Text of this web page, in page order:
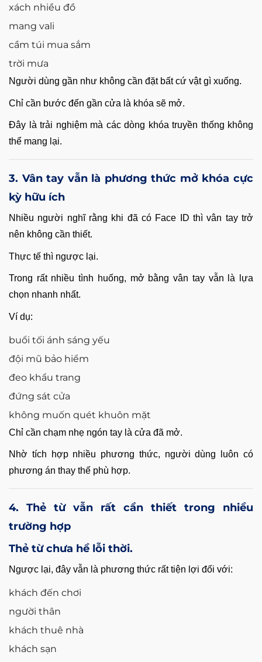
xách nhiều đồ
mang vali
cầm túi mua sắm
trời mưa
Người dùng gần như không cần đặt bất cứ vật gì xuống.
Chỉ cần bước đến gần cửa là khóa sẽ mở.
Đây là trải nghiệm mà các dòng khóa truyền thống không
thể mang lại.
3. Vân tay vẫn là phương thức mở khóa cực
kỳ hữu ích
Nhiều người nghĩ rằng khi đã có Face ID thì vân tay trở
nên không cần thiết.
Thực tế thì ngược lại.
Trong rất nhiều tình huống, mở bằng vân tay vẫn là lựa
chọn nhanh nhất.
Ví dụ:
buổi tối ánh sáng yếu
đội mũ bảo hiểm
đeo khẩu trang
đứng sát cửa
không muốn quét khuôn mặt
Chỉ cần chạm nhẹ ngón tay là cửa đã mở.
Nhờ tích hợp nhiều phương thức, người dùng luôn có
phương án thay thế phù hợp.
4. Thẻ từ vẫn rất cần thiết trong nhiều
trường hợp
Thẻ từ chưa hề lỗi thời.
Ngược lại, đây vẫn là phương thức rất tiện lợi đối với:
khách đến chơi
người thân
khách thuê nhà
khách sạn